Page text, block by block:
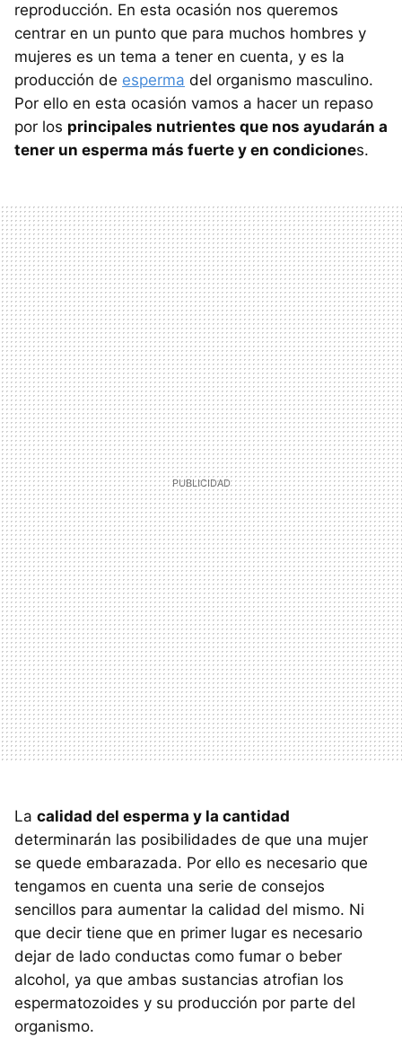
reproducción. En esta ocasión nos queremos
centrar en un punto que para muchos hombres y
mujeres es un tema a tener en cuenta, y es la
producción de esperma del organismo masculino.
Por ello en esta ocasión vamos a hacer un repaso
por los principales nutrientes que nos ayudarán a
tener un esperma más fuerte y en condiciones.
La calidad del esperma y la cantidad
determinarán las posibilidades de que una mujer
se quede embarazada. Por ello es necesario que
tengamos en cuenta una serie de consejos
sencillos para aumentar la calidad del mismo. Ni
que decir tiene que en primer lugar es necesario
dejar de lado conductas como fumar o beber
alcohol, ya que ambas sustancias atrofian los
espermatozoides y su producción por parte del
organismo.